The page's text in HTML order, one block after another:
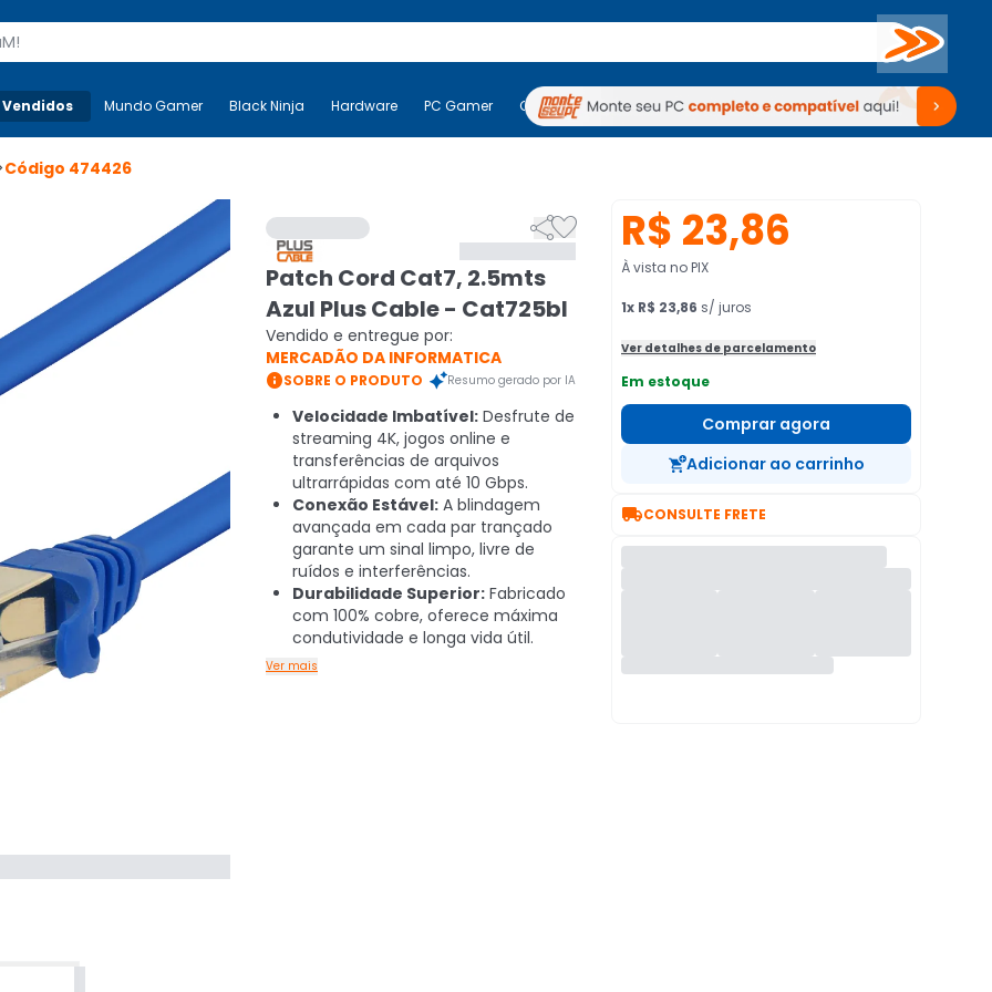
Buscar
Mais-v- Mundo Gamer Black Ninja Hardware PC Gamer Computadores Periféricos TV Venda no KaBuM!
Mundo Gamer Black Ninja Hardware PC Gamer Computadores Periféricos TV Venda no KaBuM!
Código 474426

Patch Cord Cat7, 2.5mts
Azul Plus Cable - Cat725bl
Vendido e entregue por:
MERCADÃO DA INFORMATICA
SOBRE O PRODUTO Resumo gerado por IA
Velocidade Imbatível: Desfrute de
streaming 4K, jogos online e
transferências de arquivos
ultrarrápidas com até 10 Gbps.
Conexão Estável: A blindagem
avançada em cada par trançado
garante um sinal limpo, livre de
ruídos e interferências.
Durabilidade Superior: Fabricado
com 100% cobre, oferece máxima
condutividade e longa vida útil.
Ver mais
R$ 23,86
À vista no PIX
1x R$ 23,86 s/ juros
Ver detalhes de parcelamento
Em estoque
Comprar agora
Adicionar ao carrinho
CONSULTE FRETE